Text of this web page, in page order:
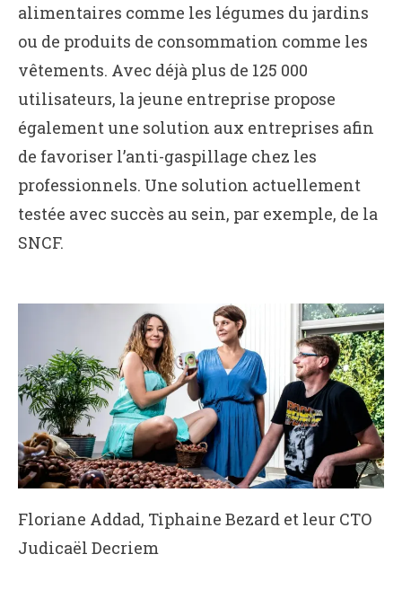
alimentaires comme les légumes du jardins
ou de produits de consommation comme les
vêtements. Avec déjà plus de 125 000
utilisateurs, la jeune entreprise propose
également une solution aux entreprises afin
de favoriser l’anti-gaspillage chez les
professionnels. Une solution actuellement
testée avec succès au sein, par exemple, de la
SNCF.
Floriane Addad, Tiphaine Bezard et leur CTO
Judicaël Decriem